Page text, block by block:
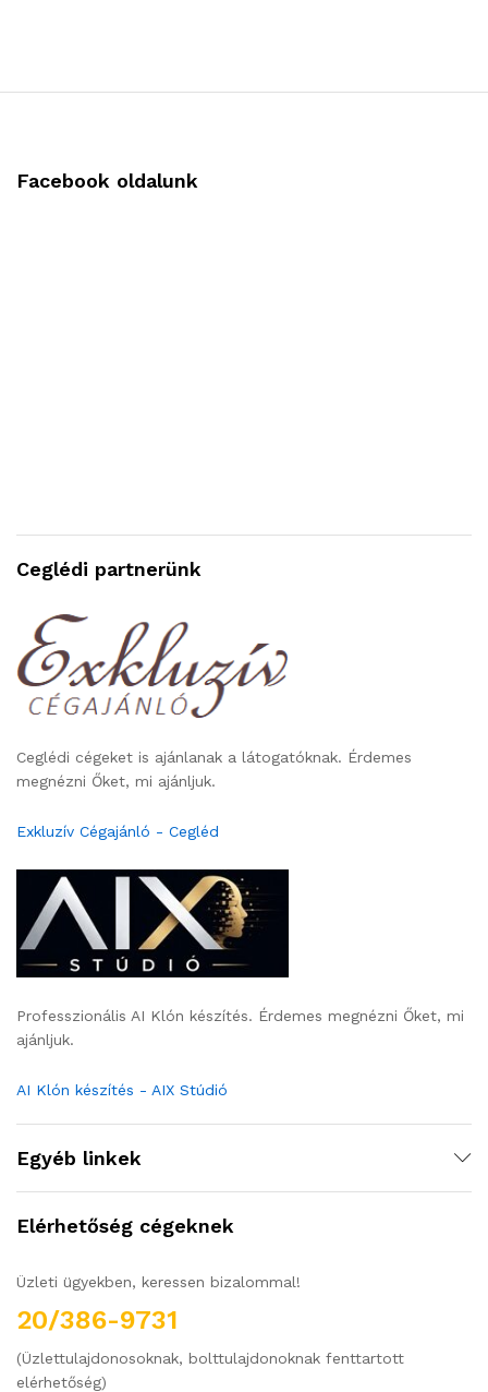
Facebook oldalunk
Ceglédi partnerünk
Ceglédi cégeket is ajánlanak a látogatóknak. Érdemes
megnézni Őket, mi ajánljuk.
Exkluzív Cégajánló - Cegléd
Professzionális AI Klón készítés. Érdemes megnézni Őket, mi
ajánljuk.
AI Klón készítés - AIX Stúdió
Egyéb linkek
Elérhetőség cégeknek
Üzleti ügyekben, keressen bizalommal!
20/386-9731
(Üzlettulajdonosoknak, bolttulajdonoknak fenttartott
elérhetőség)